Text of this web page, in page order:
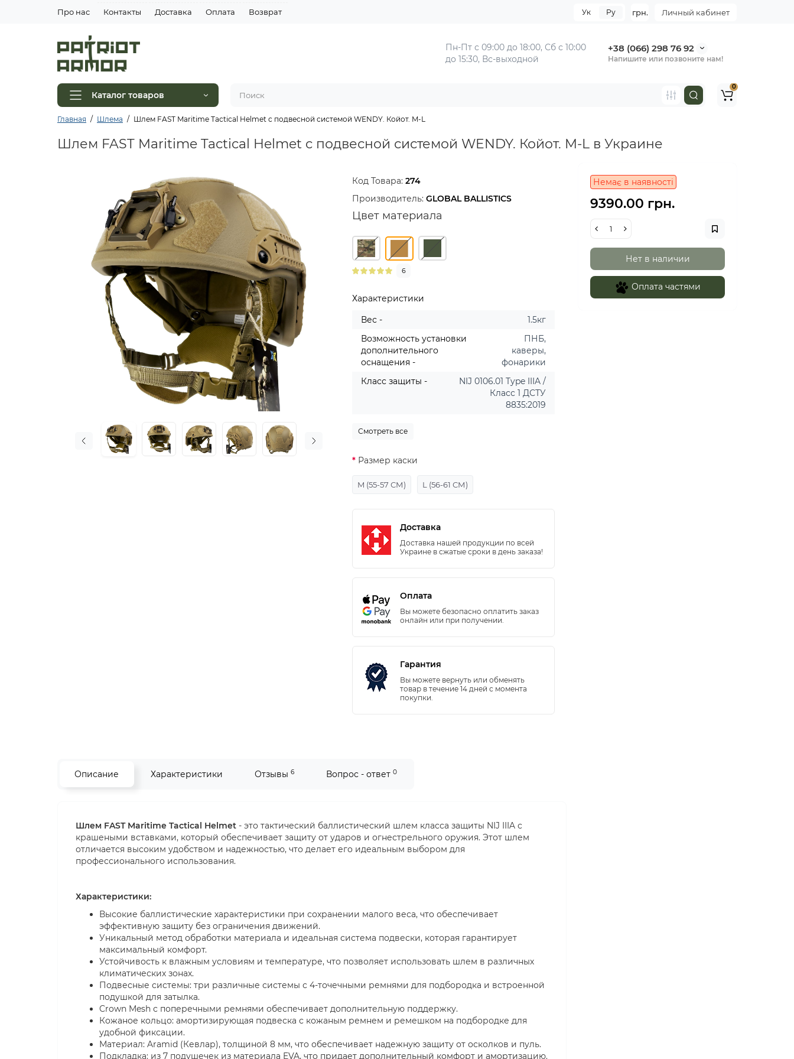
Про нас Контакты Доставка Оплата Возврат Личный кабинет
грн.
Ук Ру
Пн-Пт с 09:00 до 18:00, Сб с 10:00
до 15:30, Вс-выходной
+38 (066) 298 76 92
Напишите или позвоните нам!
Каталог товаров
0
Главная Шлема Шлем FAST Maritime Tactical Helmet c подвесной системой WENDY. Койот. M-L
Шлем FAST Maritime Tactical Helmet c подвесной системой WENDY. Койот. M-L в Украине
Код Товара:274
Производитель:GLOBAL BALLISTICS
Цвет материала
6
Характеристики
Вес -
1.5кг
Возможность установки
дополнительного
оснащения -
ПНБ,
каверы,
фонарики
Класс защиты -
NIJ 0106.01 Type IIIA /
Класс 1 ДСТУ
8835:2019
Смотреть все
Размер каски
M (55-57 СМ) L (56-61 СМ)
Доставка
Доставка нашей продукции по всей
Украине в сжатые сроки в день заказа!
Оплата
Вы можете безопасно оплатить заказ
онлайн или при получении.
Гарантия
Вы можете вернуть или обменять
товар в течение 14 дней с момента
покупки.
Немає в наявності
9390.00 грн.
Нет в наличии
Оплата частями
Описание Характеристики Отзывы 6 Вопрос - ответ 0
Шлем FAST Maritime Tactical Helmet - это тактический баллистический шлем класса защиты NIJ IIIA с
крашеными вставками, который обеспечивает защиту от ударов и огнестрельного оружия. Этот шлем
отличается высоким удобством и надежностью, что делает его идеальным выбором для
профессионального использования.
Характеристики:
Высокие баллистические характеристики при сохранении малого веса, что обеспечивает
эффективную защиту без ограничения движений.
Уникальный метод обработки материала и идеальная система подвески, которая гарантирует
максимальный комфорт.
Устойчивость к влажным условиям и температуре, что позволяет использовать шлем в различных
климатических зонах.
Подвесные системы: три различные системы с 4-точечными ремнями для подбородка и встроенной
подушкой для затылка.
Crown Mesh с поперечными ремнями обеспечивает дополнительную поддержку.
Кожаное кольцо: амортизирующая подвеска с кожаным ремнем и ремешком на подбородке для
удобной фиксации.
Материал: Aramid (Кевлар), толщиной 8 мм, что обеспечивает надежную защиту от осколков и пуль.
Подкладка: из 7 подушечек из материала EVA, что придает дополнительный комфорт и амортизацию.